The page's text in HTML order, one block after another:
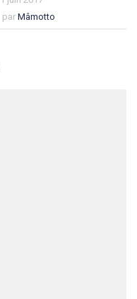
par Mâmotto